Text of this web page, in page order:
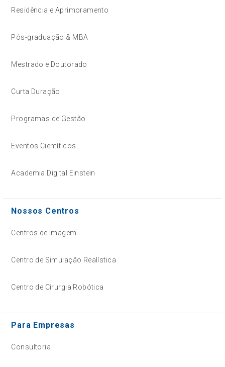
Residência e Aprimoramento
Pós-graduação & MBA
Mestrado e Doutorado
Curta Duração
Programas de Gestão
Eventos Científicos
Academia Digital Einstein
Nossos Centros
Centros de Imagem
Centro de Simulação Realística
Centro de Cirurgia Robótica
Para Empresas
Consultoria